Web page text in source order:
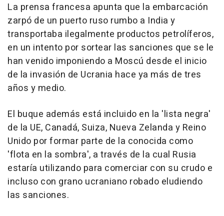
La prensa francesa apunta que la embarcación
zarpó de un puerto ruso rumbo a India y
transportaba ilegalmente productos petrolíferos,
en un intento por sortear las sanciones que se le
han venido imponiendo a Moscú desde el inicio
de la invasión de Ucrania hace ya más de tres
años y medio.
El buque además está incluido en la 'lista negra'
de la UE, Canadá, Suiza, Nueva Zelanda y Reino
Unido por formar parte de la conocida como
'flota en la sombra', a través de la cual Rusia
estaría utilizando para comerciar con su crudo e
incluso con grano ucraniano robado eludiendo
las sanciones.